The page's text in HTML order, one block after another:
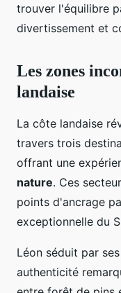
trouver l'équilibre
divertissement et
Les zones
landaise
La côte landaise
travers trois
offrant une
nature. Ces
points d'ancrage
exceptionnelle du
Léon séduit par
authenticité